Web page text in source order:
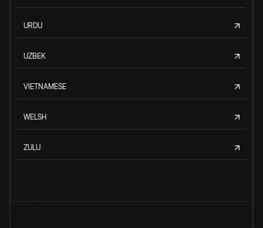
URDU
UZBEK
VIETNAMESE
WELSH
ZULU